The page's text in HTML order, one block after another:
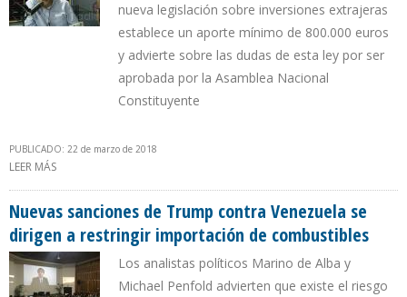
nueva legislación sobre inversiones extrajeras
establece un aporte mínimo de 800.000 euros
y advierte sobre las dudas de esta ley por ser
aprobada por la Asamblea Nacional
Constituyente
PUBLICADO: 22 de marzo de 2018
LEER MÁS
FUERA DEL PAÍS
Nuevas sanciones de Trump contra Venezuela se
dirigen a restringir importación de combustibles
Los analistas políticos Marino de Alba y
Michael Penfold advierten que existe el riesgo